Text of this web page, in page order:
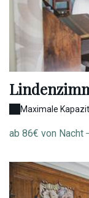
Maximale
ab 86€ von Nacht